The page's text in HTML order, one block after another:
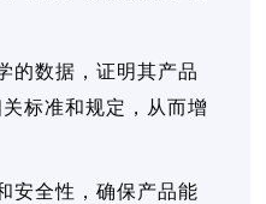
的数据，证明其产品
标准和规定，从而增
安全性，确保产品能